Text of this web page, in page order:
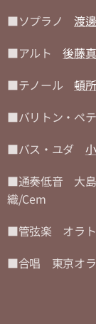
■ソプラノ 渡
■アルト後藤
■テノール頓
■バリトン・ペ
■バス・ユダ
■通奏低音 大
織/Cem
■管弦楽 オラト
■合唱 東京オ